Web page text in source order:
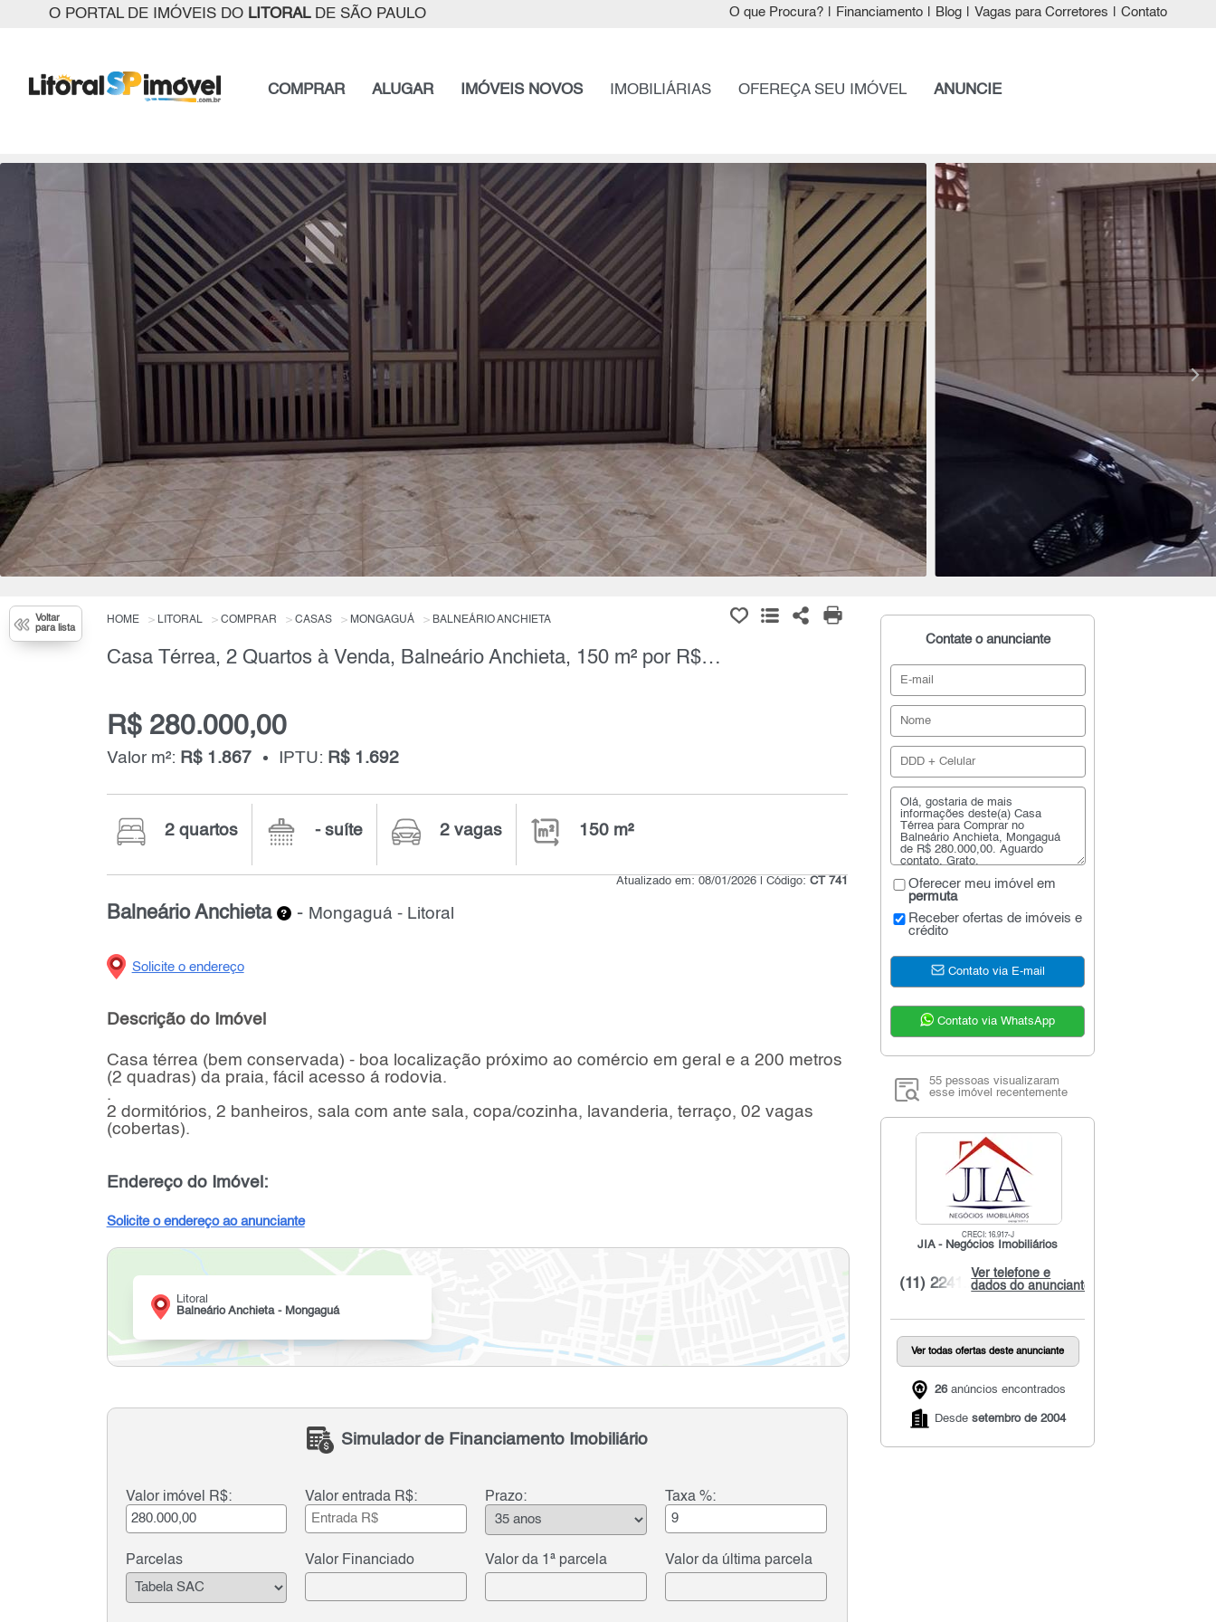
O PORTAL DE IMÓVEIS DO LITORALDE SÃO PAULO O que Procura? Financiamento Blog Vagas para Corretores Contato
COMPRAR ALUGAR IMÓVEIS NOVOS IMOBILIÁRIAS OFEREÇA SEU IMÓVEL ANUNCIE
Voltar
para lista
HOME LITORAL COMPRAR CASAS MONGAGUÁ BALNEÁRIO ANCHIETA
Casa Térrea, 2 Quartos à Venda, Balneário Anchieta, 150 m² por R$ 280.000,00
R$ 280.000,00
Valor m²: R$ 1.867 IPTU: R$ 1.692
2 quartos - suíte 2 vagas 150 m²
Atualizado em: 08/01/2026 | Código:CT 741
Balneário Anchieta - Mongaguá - Litoral
Solicite o endereço
Descrição do Imóvel
Casa térrea (bem conservada) - boa localização próximo ao comércio em geral e a 200 metros
(2 quadras) da praia, fácil acesso á rodovia.
.
2 dormitórios, 2 banheiros, sala com ante sala, copa/cozinha, lavanderia, terraço, 02 vagas
(cobertas).
Endereço do Imóvel:
Solicite o endereço ao anunciante
Litoral
Balneário Anchieta - Mongaguá
Simulador de Financiamento Imobiliário
Valor imóvel R$: Valor entrada R$: Prazo: Taxa %:
Parcelas Valor Financiado Valor da 1ª parcela Valor da última parcela
Contate o anunciante
Oferecer meu imóvel em
permuta
Receber ofertas de imóveis e
crédito
Contato via E-mail
Contato via WhatsApp
55 pessoas visualizaram
esse imóvel recentemente
CRECI: 16.917-J
JIA - Negócios Imobiliários
Ver telefone e
dados do anunciante
(11) 2241...
Ver todas ofertas deste anunciante
26anúncios encontrados
Desdesetembro de 2004